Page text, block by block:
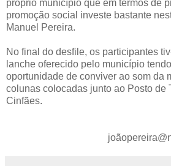
próprio município que em termos de
promoção social investe bastante
Manuel Pereira.
No final do desfile, os participantes
lanche oferecido pelo município
oportunidade de conviver ao som da
colunas colocadas junto ao Posto de
Cinfães.